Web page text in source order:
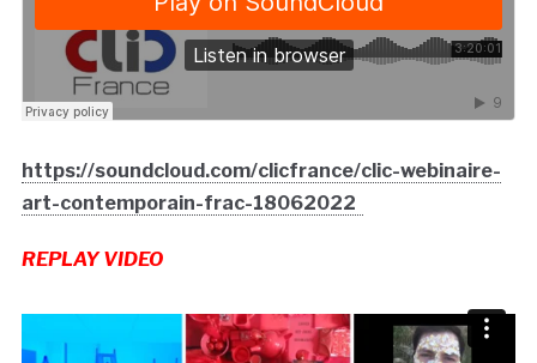
https://soundcloud.com/clicfrance/clic-webinaire-
art-contemporain-frac-18062022
REPLAY VIDEO